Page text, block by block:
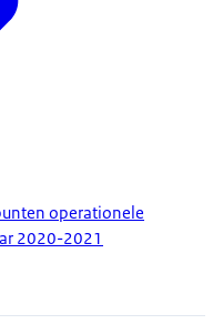
operationele
2020-2021